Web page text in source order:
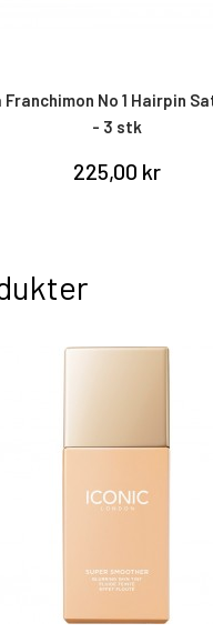
Franchimon No 1 Hairpin
- 3 stk
225,00 kr